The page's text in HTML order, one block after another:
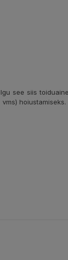
see siis
hoiustamiseks.